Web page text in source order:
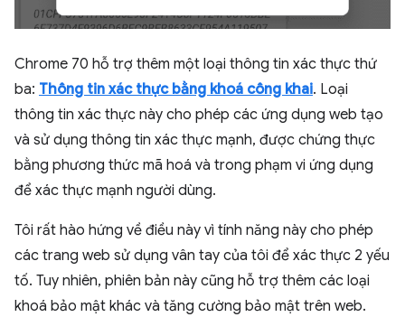
Chrome 70 hỗ trợ thêm một loại thông tin xác thực thứ
ba: Thông tin xác thực bằng khoá công khai. Loại
thông tin xác thực này cho phép các ứng dụng web tạo
và sử dụng thông tin xác thực mạnh, được chứng thực
bằng phương thức mã hoá và trong phạm vi ứng dụng
để xác thực mạnh người dùng.
Tôi rất hào hứng về điều này vì tính năng này cho phép
các trang web sử dụng vân tay của tôi để xác thực 2 yếu
tố. Tuy nhiên, phiên bản này cũng hỗ trợ thêm các loại
khoá bảo mật khác và tăng cường bảo mật trên web.